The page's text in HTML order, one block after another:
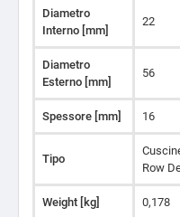
Diametro
Interno [mm]
22
Diametro
Esterno [mm]
56
Spessore [mm] 16
Tipo
Row
Weight [kg] 0,178